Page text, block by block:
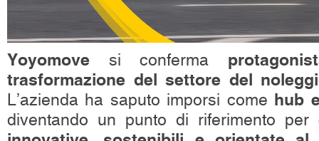
Yoyomove si conferma
trasformazione del settore del
L’azienda ha saputo imporsi come hub
diventando un punto di riferimento